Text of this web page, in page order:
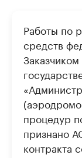
Работы по
средств
процедур
признано
контракта